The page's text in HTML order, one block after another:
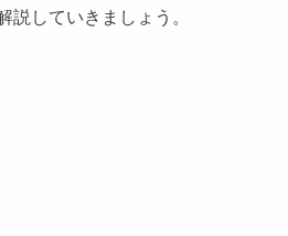
していきましょう。